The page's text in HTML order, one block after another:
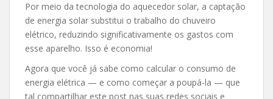
Por meio da tecnologia do aquecedor solar, a captação
de energia solar substitui o trabalho do chuveiro
elétrico, reduzindo significativamente os gastos com
esse aparelho. Isso é economia!
Agora que você já sabe como calcular o consumo de
energia elétrica — e como começar a poupá-la — que
tal compartilhar este post nas suas redes sociais e